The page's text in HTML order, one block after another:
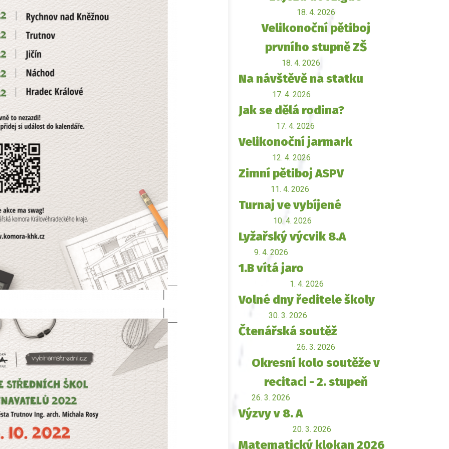
18. 4. 2026
Velikonoční pětiboj
prvního stupně ZŠ
18. 4. 2026
Na návštěvě na statku
17. 4. 2026
Jak se dělá rodina?
17. 4. 2026
Velikonoční jarmark
12. 4. 2026
Zimní pětiboj ASPV
11. 4. 2026
Turnaj ve vybíjené
10. 4. 2026
Lyžařský výcvik 8.A
9. 4. 2026
1.B vítá jaro
1. 4. 2026
Volné dny ředitele školy
30. 3. 2026
Čtenářská soutěž
26. 3. 2026
Okresní kolo soutěže v
recitaci - 2. stupeň
26. 3. 2026
Výzvy v 8. A
20. 3. 2026
Matematický klokan 2026